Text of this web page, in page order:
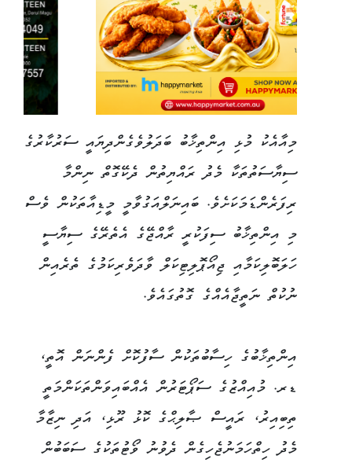
މިއާއެކު މުޅި އިންތިޚާބު ބަދަލުވެގެންދިޔައީ ސަރުކާރުގެ
ސިޔާސަތުތަކާ މެދު ރައްޔިތުން ދެކޭގޮތް ނިންމާ
ރިފަރެންޑަމަކަށެވެ. ބައިނަލްއަގުވާމީ މީޑިއާތަކުން ވެސް
މި އިންތިޚާބު ސިފަކުރީ ރާއްޖޭގެ އެތެރޭގެ ސިޔާސީ
ހަލަބޮލިކަމާއި ޖިއޯޕޮލިޓިކަލް ވާދަވެރިކަމުގެ ތެރެއިން
ނުކުތް ނަތީޖާއެއްގެ ގޮތުގައެވެ.
އިންތިޚާބުގެ ހިސާބުތަކުން ސާފުކޮށް ފެންނަން އޮތީ،
ޑރ. މުއިއްޒުގެ ސަޕޯޓަރުން އެއްބައިވަންތަކަންމަތީ
ތިބިއިރު، ރައީސް ޞާލިޙްގެ ކޮޅު ރޫޅި، އަދި ނިޒާމާ
މެދު ހިތްހަމަނުޖެހިގެން ދެވުނު ވޯޓުތަކުގެ ސަބަބުން